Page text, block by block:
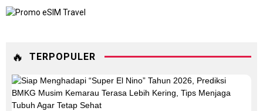
🔥 TERPOPULER